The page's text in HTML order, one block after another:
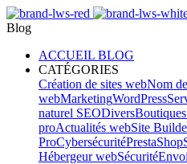
Blog
ACCUEIL BLOG
CATÉGORIES
Création de sites webNom
webMarketingWordPress
naturel SEODivers
proActualités webSite
ProCybersécuritéPrestaShop
Hébergeur webSécurité